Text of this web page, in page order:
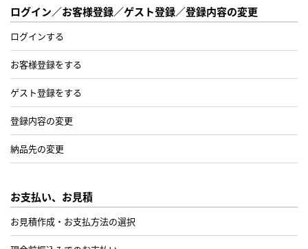
ログイン／お客様登録／ゲスト登録／登録内容の変更
ログインする
お客様登録をする
ゲスト登録をする
登録内容の変更
納品先の変更
お支払い、お見積
お見積作成・お支払方法の選択